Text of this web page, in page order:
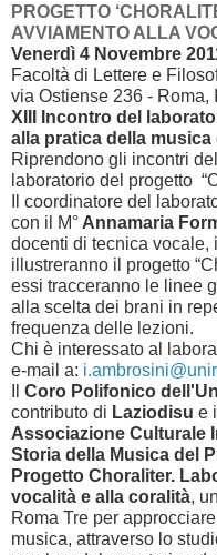
PROGETTO
AVVIAMENTO ALLA
Venerdì 4 Novembre
Facoltà di Lettere e
via Ostiense 236 - Roma,
XIII Incontro del
alla pratica della musica
Riprendono gli incontri
laboratorio del progetto
Il coordinatore del
con il M° Annamaria
docenti di tecnica vocale,
illustreranno il progetto
essi tracceranno le linee
alla scelta dei brani in
frequenza delle lezioni.
Chi è interessato al
e-mail a:
Coro Polifonico
contributo di Laziodisu e
Associazione Culturale
Storia della Musica del
Progetto Choraliter.
vocalità e alla coralità,
Roma Tre per
musica, attraverso lo